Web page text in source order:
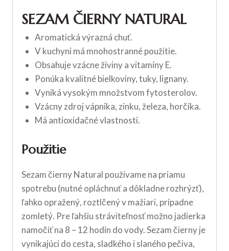
SEZAM ČIERNY NATURAL
Aromatická výrazná chuť.
V kuchyni má mnohostranné použitie.
Obsahuje vzácne živiny a vitamíny E.
Ponúka kvalitné bielkoviny, tuky, lignany.
Vyniká vysokým množstvom fytosterolov.
Vzácny zdroj vápnika, zinku, železa, horčíka.
Má antioxidačné vlastnosti.
Použitie
Sezam čierny Natural používame na priamu
spotrebu (nutné opláchnuť a dôkladne rozhrýzť),
ľahko opražený, roztlčený v mažiari, prípadne
zomletý. Pre ľahšiu stráviteľnosť možno jadierka
namočiť na 8 – 12 hodín do vody. Sezam čierny je
vynikajúci do cesta, sladkého i slaného pečiva,